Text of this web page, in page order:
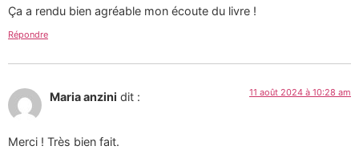
Ça a rendu bien agréable mon écoute du livre !
Répondre
Maria anzini dit : 11 août 2024 à 10:28 am
Merci ! Très bien fait.